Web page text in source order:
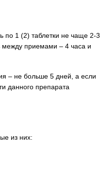
по 1 (2) таблетки не чаще 2-3
между приемами – 4 часа и
– не больше 5 дней, а если
данного препарата
из них: